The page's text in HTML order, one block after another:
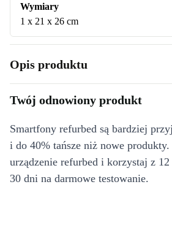
Wymiary
1 x 21 x 26 cm
Opis produktu
Twój odnowiony produkt
Smartfony refurbed są bardziej
i do 40% tańsze niż nowe
urządzenie refurbed i korzystaj z
30 dni na darmowe testowanie.